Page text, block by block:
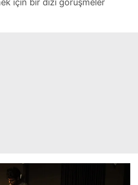
için bir dizi görüşmeler